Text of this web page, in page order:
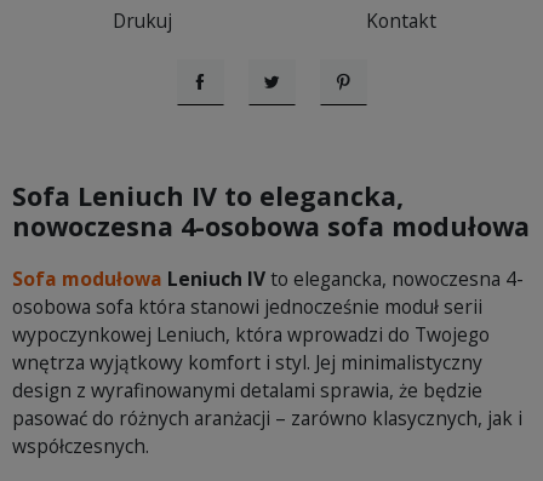
Drukuj Kontakt
UdostępnijTweetujPinterest
Sofa Leniuch IV to elegancka,
nowoczesna 4-osobowa sofa modułowa
Sofa modułowa Leniuch IVto elegancka, nowoczesna 4-
osobowa sofa która stanowi jednocześnie moduł serii
wypoczynkowej Leniuch, która wprowadzi do Twojego
wnętrza wyjątkowy komfort i styl. Jej minimalistyczny
design z wyrafinowanymi detalami sprawia, że będzie
pasować do różnych aranżacji – zarówno klasycznych, jak i
współczesnych.